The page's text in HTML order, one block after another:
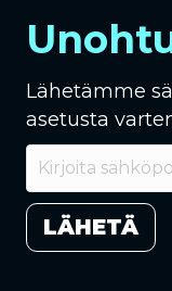
Lähetämme
asetusta